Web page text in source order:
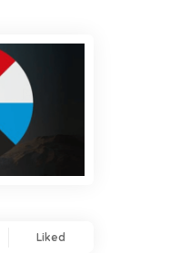
Liked